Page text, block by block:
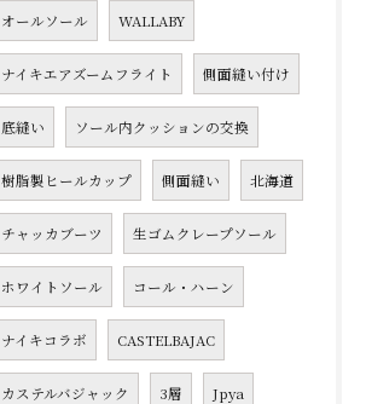
オールソール WALLABY
ナイキエアズームフライト 側面縫い付け
底縫い ソール内クッションの交換
樹脂製ヒールカップ 側面縫い 北海道
チャッカブーツ 生ゴムクレープソール
ホワイトソール コール・ハーン
ナイキコラボ CASTELBAJAC
カステルバジャック 3層 Jpya